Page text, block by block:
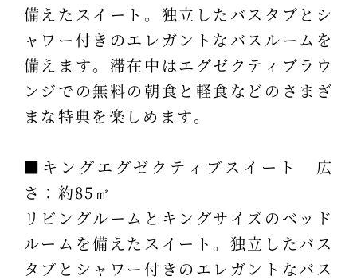
備えたスイート。独立したバスタブとシ
ャワー付きのエレガントなバスルームを
備えます。滞在中はエグゼクティブラウ
ンジでの無料の朝食と軽食などのさまざ
まな特典を楽しめます。
■キングエグゼクティブスイート 広
さ：約85㎡
リビングルームとキングサイズのベッド
ルームを備えたスイート。独立したバス
タブとシャワー付きのエレガントなバス